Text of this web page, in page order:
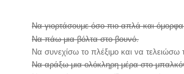
Να γιορτάσουμε όσο πιο απλά και
Να πάω μια βόλτα στο βουνό.
Να συνεχίσω το πλέξιμο και να τελειώσω
Να αράξω μια ολόκληρη μέρα στο